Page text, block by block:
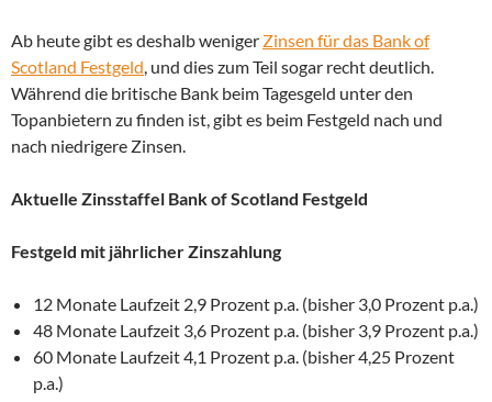
Ab heute gibt es deshalb weniger Zinsen für das Bank of
Scotland Festgeld, und dies zum Teil sogar recht deutlich.
Während die britische Bank beim Tagesgeld unter den
Topanbietern zu finden ist, gibt es beim Festgeld nach und
nach niedrigere Zinsen.
Aktuelle Zinsstaffel Bank of Scotland Festgeld
Festgeld mit jährlicher Zinszahlung
12 Monate Laufzeit 2,9 Prozent p.a. (bisher 3,0 Prozent p.a.)
48 Monate Laufzeit 3,6 Prozent p.a. (bisher 3,9 Prozent p.a.)
60 Monate Laufzeit 4,1 Prozent p.a. (bisher 4,25 Prozent
p.a.)